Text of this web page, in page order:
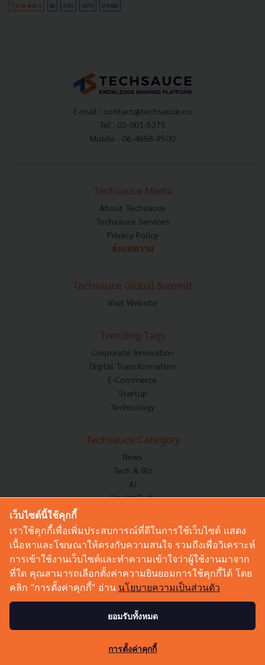
Tech & Biz AI SSD GPU DRAM
E-mail : contact@techsauce.co
Tel : 02-001-5375
Mobile : 06-4658-9500
Techsauce Media
About Techsauce
Techsauce Services
Privacy Policy
ส่งบทความ
Techsauce Global Summit
Visit Website
Trending Tags
Corporate Innovation
Digital Transformation
E-Commerce
Startup
Technology
Techsauce Category
News
Tech & Biz
AI
HealthTech
Corp Innov
Saucy Thoughts
Sustainable
Videos
Podcast
© Copyright 2026 :Techsauce All rights reserved.
เว็บไซต์นี้ใช้คุกกี้
เราใช้คุกกี้เพื่อเพิ่มประสบการณ์ที่ดีในการใช้เว็บไซต์ แสดง
เนื้อหาและโฆษณาให้ตรงกับความสนใจ รวมถึงเพื่อวิเคราะห์
การเข้าใช้งานเว็บไซต์และทำความเข้าใจว่าผู้ใช้งานมาจาก
ที่ใด คุณสามารถเลือกตั้งค่าความยินยอมการใช้คุกกี้ได้ โดย
คลิก “การตั้งค่าคุกกี้” อ่าน นโยบายความเป็นส่วนตัว
ยอมรับทั้งหมด
การตั้งค่าคุกกี้